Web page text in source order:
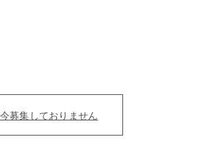
募集しておりません